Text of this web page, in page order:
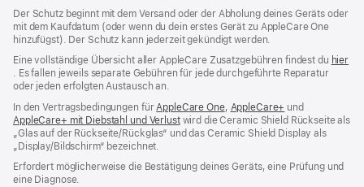
Der Schutz beginnt mit dem Versand oder der Abholung deines Geräts oder
mit dem Kaufdatum (oder wenn du dein erstes Gerät zu AppleCare One
hinzufügst). Der Schutz kann jederzeit gekündigt werden.
Eine vollständige Übersicht aller AppleCare Zusatzgebühren findest du hier
(Öffnet
ein
Fenster)
. Es fallen jeweils separate Gebühren für jede durchgeführte Reparatur
oder jeden erfolgten Austausch an.
In den Vertragsbedingungen fürAppleCare One(Öffnet
ein
neues
, AppleCare+ (Öffnet
ein
neues
und
AppleCare+ mit Diebstahl und Verlust(Öffnet
ein
Fenster)
wird die Ceramic Shield Rückseite als
„Glas auf der Rückseite/Rückglas“ und das Ceramic Shield Display als
„Display/Bildschirm“ bezeichnet.
Erfordert möglicherweise die Bestätigung deines Geräts, eine Prüfung und
eine Diagnose.